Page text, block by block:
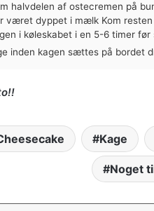
halvdelen af ostecremen på
været dyppet i mælk Kom
i køleskabet i en 5-6 timer før
inden kagen sættes på bordet
Kage
Noget